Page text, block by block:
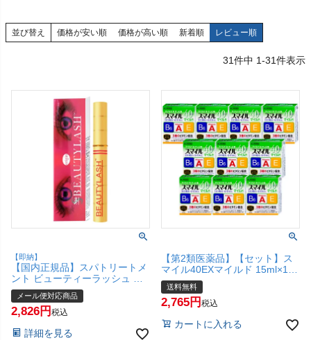
並び替え 価格が安い順 価格が高い順 新着順 レビュー順
31件中 1-31件表示
【即納】
【国内正規品】スパトリートメ
ント ビューティーラッシュ オ
リジン(復刻版) 1.5ml ビューテ
ィラッシュBEAUTYLASH【ま
つげ美容液】【メール便対応商
メール便対応商品
2,826 税込
詳細を見る
【第2類医薬品】【セット】ス
マイル40EXマイルド 15ml×10
個【ライオン株式会社】【目薬/
目の疲れ/目のかすみ/充血/かゆ
み】【宅配便送料無料】
送料無料
2,765 税込
カートに入れる